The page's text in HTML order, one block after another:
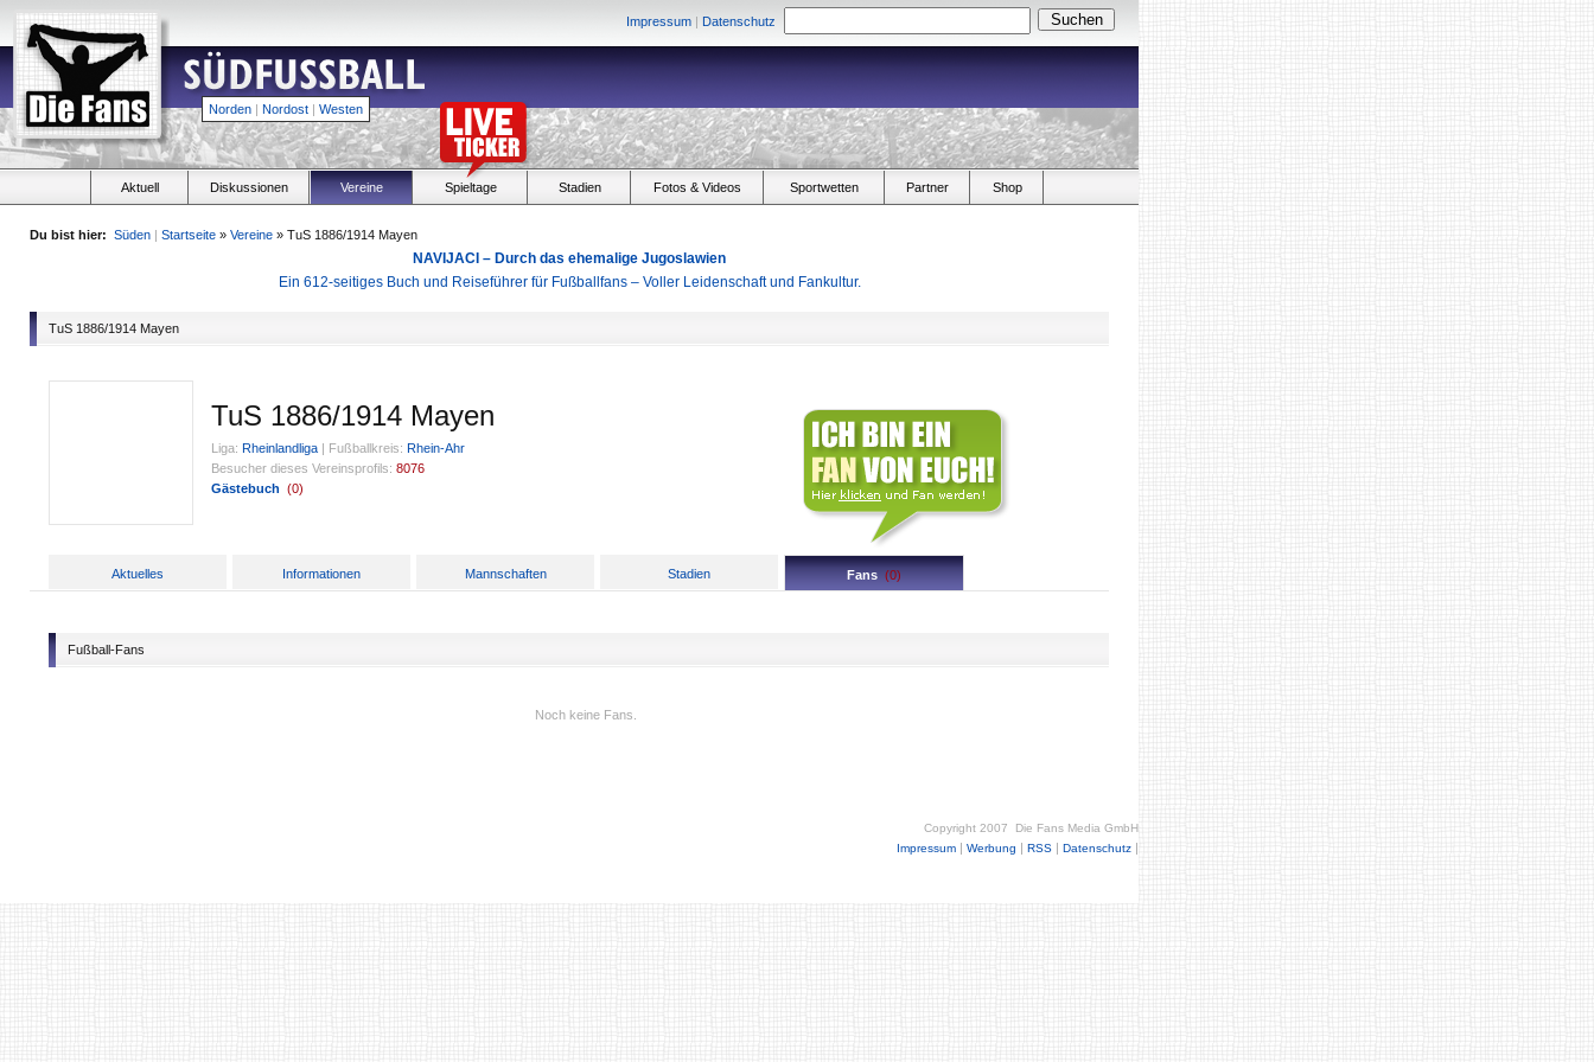
Impressum | Datenschutz
Norden | Nordost | Westen
Aktuell Diskussionen Vereine Spieltage Stadien Fotos & Videos Sportwetten Partner Shop
Du bist hier: Süden | Startseite » Vereine » TuS 1886/1914 Mayen
NAVIJACI – Durch das ehemalige Jugoslawien
Ein 612-seitiges Buch und Reiseführer für Fußballfans – Voller Leidenschaft und Fankultur.
TuS 1886/1914 Mayen
TuS 1886/1914 Mayen
Liga: Rheinlandliga | Fußballkreis: Rhein-Ahr
Besucher dieses Vereinsprofils: 8076
Gästebuch (0)
Aktuelles Informationen Mannschaften Stadien Fans (0)
Fußball-Fans
Noch keine Fans.
Copyright 2007 Die Fans Media GmbH
Impressum | Werbung | RSS | Datenschutz |